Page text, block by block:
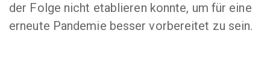
der Folge nicht etablieren konnte, um für eine
erneute Pandemie besser vorbereitet zu sein.